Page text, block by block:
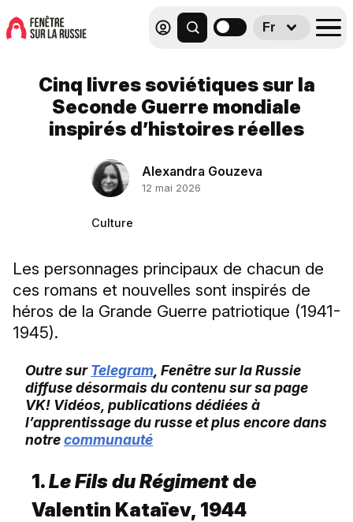
Fr
Cinq livres soviétiques sur la
Seconde Guerre mondiale
inspirés d’histoires réelles
Alexandra Gouzeva
12 mai 2026
Culture
Les personnages principaux de chacun de
ces romans et nouvelles sont inspirés de
héros de la Grande Guerre patriotique (1941-
1945).
Outre surTelegram , Fenêtre sur la Russie
diffuse désormais du contenu sur sa page
VK! Vidéos, publications dédiées à
l’apprentissage du russe et plus encore dans
notrecommunauté
1.Le Fils du Régimentde
Valentin Kataïev, 1944